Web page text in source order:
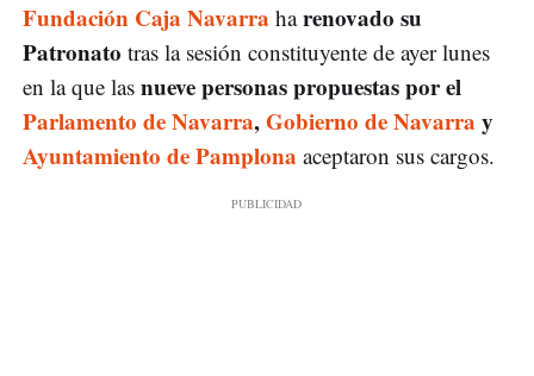
Fundación Caja Navarra harenovado su
Patronato tras la sesión constituyente de ayer lunes
en la que las nueve personas propuestas por el
Parlamento de Navarra,Gobierno de Navarra y
Ayuntamiento de Pamplona aceptaron sus cargos.